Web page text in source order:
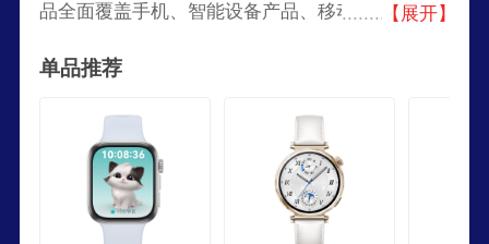
品全面覆盖手机、智能设备产品、移动宽带终端、
营能力，致力于将最新的科技带给消费者，让世界
【展开】
单品推荐